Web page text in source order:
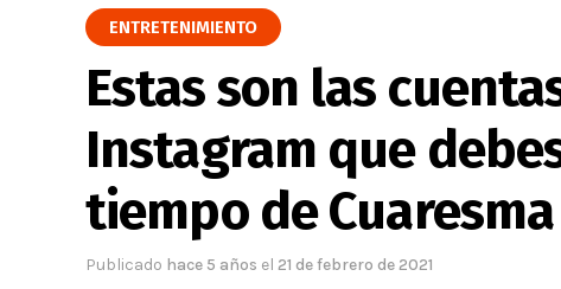
ENTRETENIMIENTO
Estas son las
Instagram que
tiempo de Cuaresma
Publicado hace 5 años el 21 de febrero de 2021